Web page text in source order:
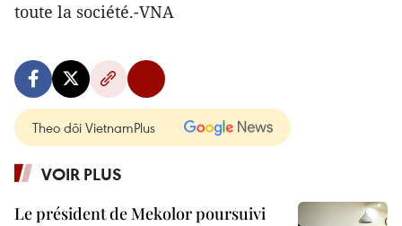
toute la société.-VNA
Theo dõi VietnamPlus
VOIR PLUS
Le président de Mekolor poursuivi